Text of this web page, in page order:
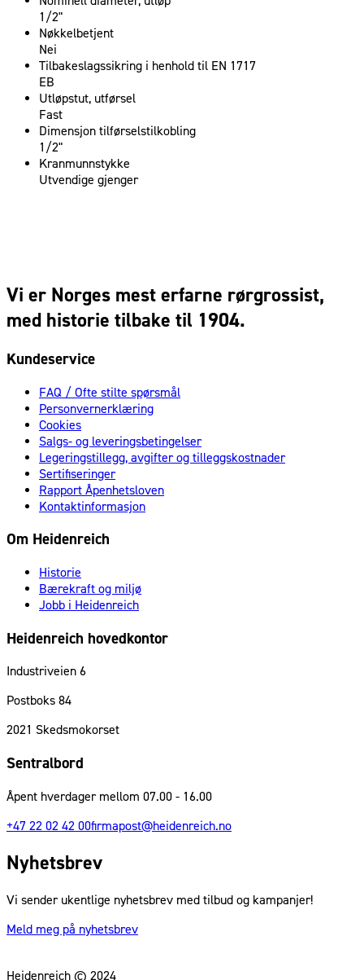
1/2"
Nøkkelbetjent
Nei
Tilbakeslagssikring i henhold til EN 1717
EB
Utløpstut, utførsel
Fast
Dimensjon tilførselstilkobling
1/2"
Kranmunnstykke
Utvendige gjenger
Vi er Norges mest erfarne rørgrossist,
med historie tilbake til 1904.
Kundeservice
FAQ / Ofte stilte spørsmål
Personvernerklæring
Cookies
Salgs- og leveringsbetingelser
Legeringstillegg, avgifter og tilleggskostnader
Sertifiseringer
Rapport Åpenhetsloven
Kontaktinformasjon
Om Heidenreich
Historie
Bærekraft og miljø
Jobb i Heidenreich
Heidenreich hovedkontor
Industriveien 6
Postboks 84
2021 Skedsmokorset
Sentralbord
Åpent hverdager mellom 07.00 - 16.00
+47 22 02 42 00firmapost@heidenreich.no
Nyhetsbrev
Vi sender ukentlige nyhetsbrev med tilbud og kampanjer!
Meld meg på nyhetsbrev
Heidenreich © 2024